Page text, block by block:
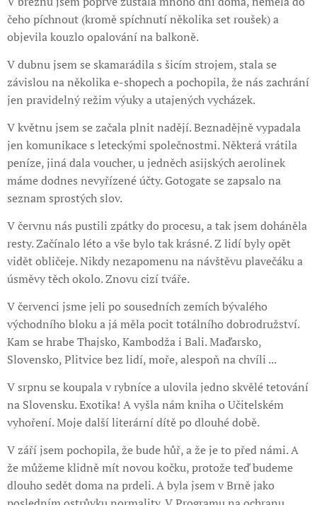
čeho píchnout (kromě spíchnutí několika set roušek) a
objevila kouzlo opalování na balkoně.
V dubnu jsem se skamarádila s šicím strojem, stala se
závislou na několika e-shopech a pochopila, že nás zachrání
jen pravidelný režim výuky a utajených vycházek.
V květnu jsem se začala plnit nadějí. Beznadějně vypadala
jen komunikace s leteckými společnostmi. Některá vrátila
peníze, jiná dala voucher, u jedněch asijských aerolinek
máme dodnes nevyřízené účty. Gotogate se zapsalo na
seznam sprostých slov.
V červnu nás pustili zpátky do procesu, a tak jsem doháněla
resty. Začínalo léto a vše bylo tak krásné. Z lidí byly opět
vidět obličeje. Nikdy nezapomenu na návštěvu plavečáku a
úsměvy těch okolo. Znovu cizí tváře.
V červenci jsme jeli po sousedních zemích bývalého
východního bloku a já měla pocit totálního dobrodružství.
Kam se hrabe Thajsko, Kambodža i Bali. Maďarsko,
Slovensko, Plitvice bez lidí, moře, alespoň na chvíli ...
V srpnu se koupala v rybníce a ulovila jedno skvělé tetování
na Slovensku. Exotika! A vyšla nám kniha o Učitelském
vyhoření. Moje další literární dítě po dlouhé době.
V září jsem pochopila, že bude hůř, a že je to před námi. A
že můžeme klidně mít novou kočku, protože teď budeme
dlouho sedět doma na prdeli. A byla jsem v Brně jako